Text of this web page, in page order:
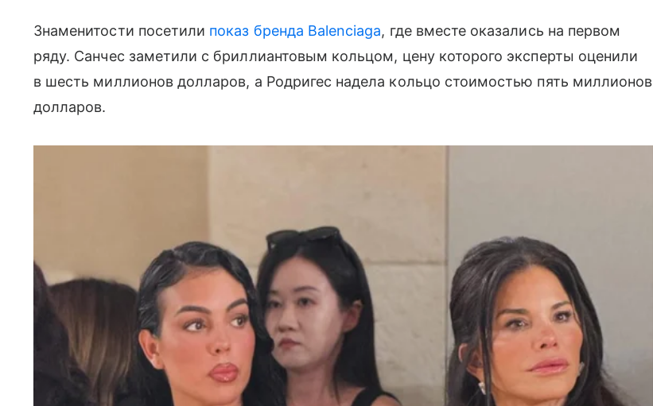
Знаменитости посетили показ бренда Balenciaga, где вместе оказались на первом
ряду. Санчес заметили с бриллиантовым кольцом, цену которого эксперты оценили
в шесть миллионов долларов, а Родригес надела кольцо стоимостью пять миллионов
долларов.